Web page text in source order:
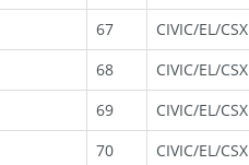
67 CIVIC/EL/CSX
68 CIVIC/EL/CSX
69 CIVIC/EL/CSX
70 CIVIC/EL/CSX